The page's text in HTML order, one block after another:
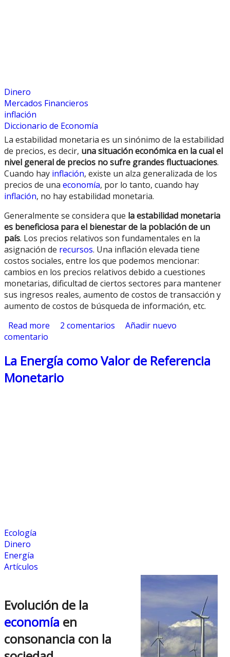
Dinero
Mercados Financieros
inflación
Diccionario de Economía
La estabilidad monetaria es un sinónimo de la estabilidad
de precios, es decir, una situación económica en la cual el
nivel general de precios no sufre grandes fluctuaciones.
Cuando hay inflación, existe un alza generalizada de los
precios de una economía, por lo tanto, cuando hay
inflación, no hay estabilidad monetaria.
Generalmente se considera que la estabilidad monetaria
es beneficiosa para el bienestar de la población de un
país. Los precios relativos son fundamentales en la
asignación de recursos. Una inflación elevada tiene
costos sociales, entre los que podemos mencionar:
cambios en los precios relativos debido a cuestiones
monetarias, dificultad de ciertos sectores para mantener
sus ingresos reales, aumento de costos de transacción y
aumento de costos de búsqueda de información, etc.
Read more about Estabilidad Monetaria
2 comentarios
Añadir nuevo
comentario
La Energía como Valor de Referencia
Monetario
Ecología
Dinero
Energía
Artículos
Evolución de la
economía en
consonancia con la